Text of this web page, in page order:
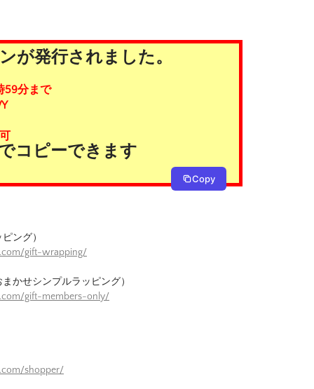
が発行されました。
59分まで
コピーできます
Copy
ング）
gift-wrapping/
かせシンプルラッピング）
gift-members-only/
shopper/